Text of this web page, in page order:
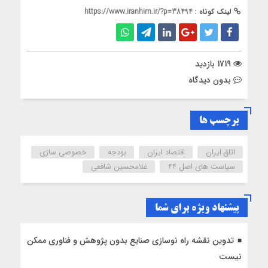
لینک کوتاه : https://www.iranhim.ir/?p=38494
بدون دیدگاه
برچسب ها
اتاق ایران اقتصاد ایران بودجه
خصوصی سازی
سیاست های اصل 44
غلامحسین شافعی
پیشنهاد ویژه برای شما
تدوین نقشه راه نوسازی صنایع بدون پژوهش و فناوری ممکن
نیست